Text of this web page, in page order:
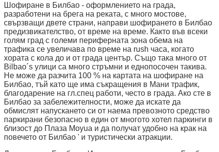
Шофиране в Билбао - оформлението на града,
разработени на брега на реката, с много мостове,
свързващи двете страни, направи шофирането в Билбао
предизвикателство, от време на време. Както във всеки
голям град с големи периферната зона обема на
трафика се увеличава по време на rush часа, когато
хората с кола до и от града център. Също така много от
Bilbao´s улици са много стръмни и еднопосочен такива.
Не може да разчита 100 % на картата на шофиране на
Билбао, тъй като ще има съкращения в Мани трафик,
благодарение на гл.спец работи, често в града. Ако сте в
Билбао за забележителности, може да искате да
обмислят напускането си от наема превозното средство
паркирани безопасно в един от многото хотел паркинги в
близост до Плаза Moyua и да получат удобно на крак на
повечето от Билбао ' и туристически атракции.